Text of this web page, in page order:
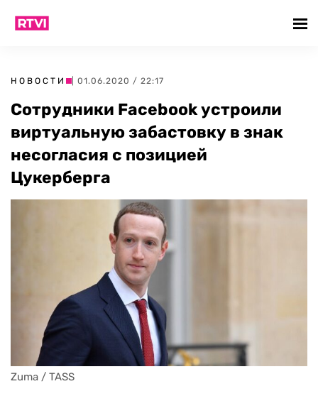
НОВОСТИ | 01.06.2020 / 22:17
Сотрудники Facebook устроили
виртуальную забастовку в знак
несогласия с позицией
Цукерберга
Zuma / TASS